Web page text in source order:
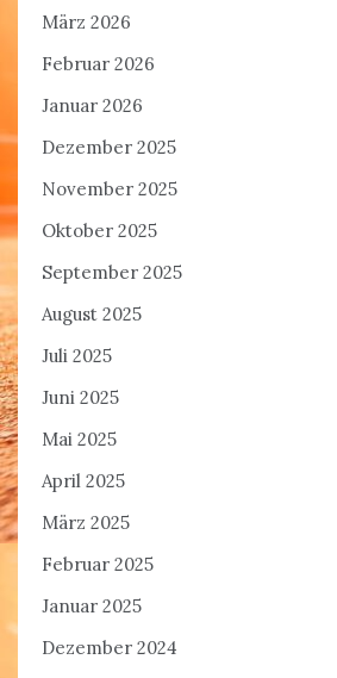
März 2026
Februar 2026
Januar 2026
Dezember 2025
November 2025
Oktober 2025
September 2025
August 2025
Juli 2025
Juni 2025
Mai 2025
April 2025
März 2025
Februar 2025
Januar 2025
Dezember 2024